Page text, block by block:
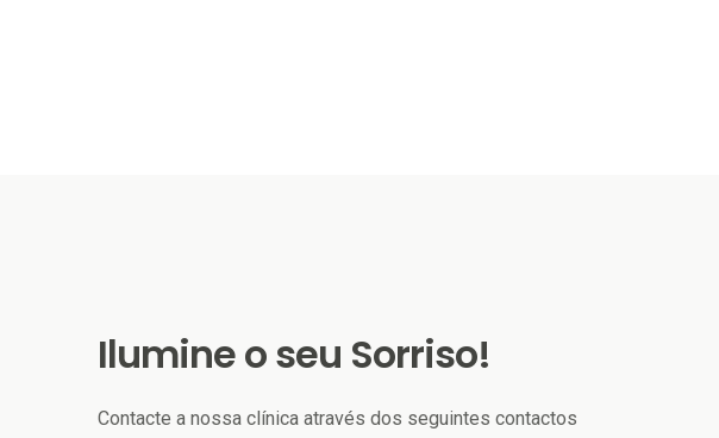
Ilumine o seu Sorriso!
Contacte a nossa clínica através dos seguintes contactos